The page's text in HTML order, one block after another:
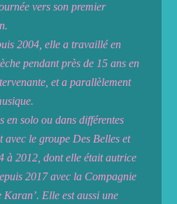
vers son premier
2004, elle a travaillé en
pendant près de 15 ans en
et a parallèlement
en solo ou dans différentes
avec le groupe Des Belles et
à 2012, dont elle était autrice
2017 avec la Compagnie
Karan’. Elle est aussi une